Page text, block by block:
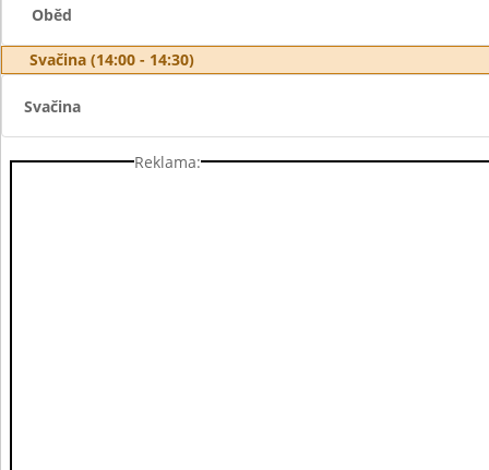
Oběd
Svačina (14:00 - 14:30)
Svačina
Reklama: